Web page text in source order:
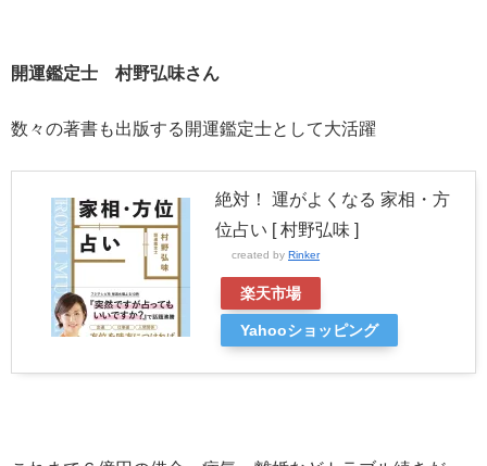
開運鑑定士 村野弘味さん
数々の著書も出版する開運鑑定士として大活躍
絶対！ 運がよくなる 家相・方
位占い [ 村野弘味 ]
created by Rinker
楽天市場
Yahooショッピング